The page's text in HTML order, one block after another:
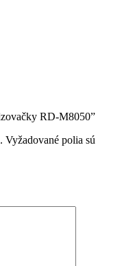
RD-M8050”
Vyžadované polia sú